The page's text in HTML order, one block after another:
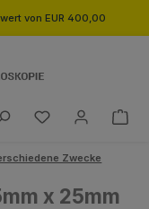
von EUR 400,00
Du hast 0
Zwecke
x 25mm